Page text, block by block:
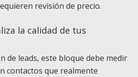
revisión de precio.
la calidad de tus
de leads, este bloque debe medir
contactos que realmente